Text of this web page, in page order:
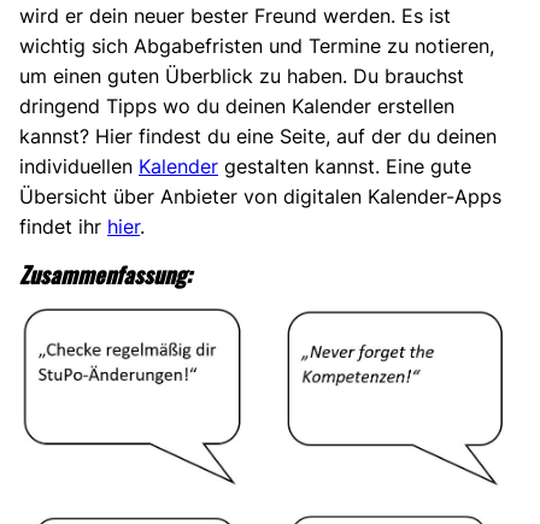
wird er dein neuer bester Freund werden. Es ist
wichtig sich Abgabefristen und Termine zu notieren,
um einen guten Überblick zu haben. Du brauchst
dringend Tipps wo du deinen Kalender erstellen
kannst? Hier findest du eine Seite, auf der du deinen
individuellen Kalender gestalten kannst. Eine gute
Übersicht über Anbieter von digitalen Kalender-Apps
findet ihr hier.
Zusammenfassung: